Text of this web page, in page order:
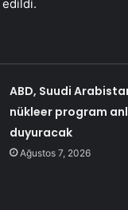
edildi.
ABD, Suudi
nükleer program
duyuracak
Ağustos 7, 2026